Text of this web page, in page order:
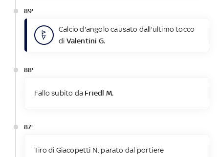
89'
Calcio d'angolo causato dall'ultimo tocco
di Valentini G.
88'
Fallo subito da Friedl M.
87'
Tiro di Giacopetti N. parato dal portiere